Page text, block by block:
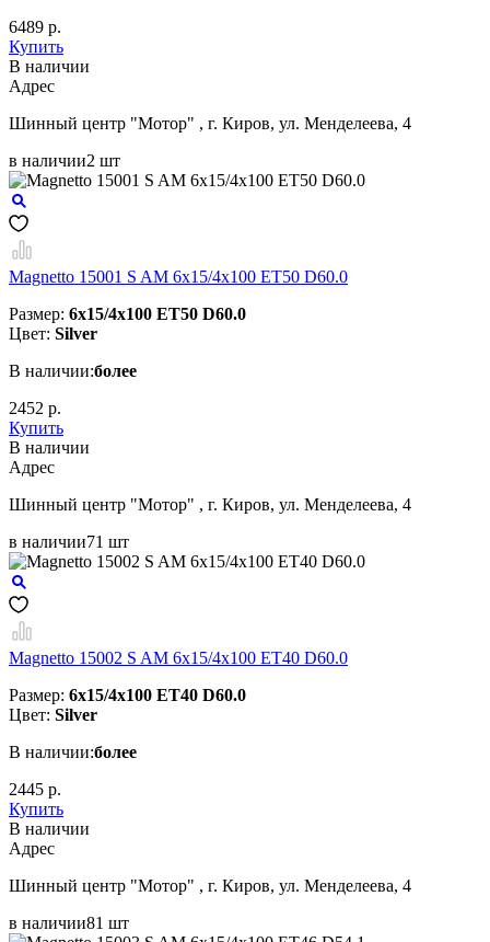
6489 р.
Купить
В наличии
Aдрес
Шинный центр "Мотор" , г. Киров, ул. Менделеева, 4
в наличии2 шт
Magnetto 15001 S AM 6x15/4x100 ET50 D60.0
Размер: 6x15/4x100 ET50 D60.0
Цвет: Silver
В наличии:более
2452 р.
Купить
В наличии
Aдрес
Шинный центр "Мотор" , г. Киров, ул. Менделеева, 4
в наличии71 шт
Magnetto 15002 S AM 6x15/4x100 ET40 D60.0
Размер: 6x15/4x100 ET40 D60.0
Цвет: Silver
В наличии:более
2445 р.
Купить
В наличии
Aдрес
Шинный центр "Мотор" , г. Киров, ул. Менделеева, 4
в наличии81 шт